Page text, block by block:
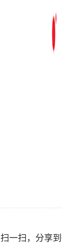
扫一扫，分享